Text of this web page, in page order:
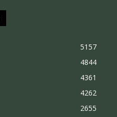
5157
4844
4361
4262
2655